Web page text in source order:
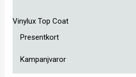
Vinylux Top Coat
Presentkort
Kampanjvaror